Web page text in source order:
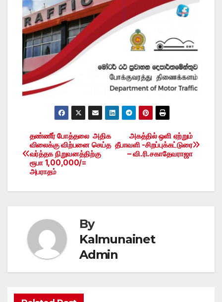
Post
navigation
அகத்தில் ஒளி ஏற்றும்
தீபாவளி -சிறப்புக்கட்டுரை
– வி.ரி.சகாதேவராஜா
தண்ணீர் போத்தலை அதிக
விலைக்கு விற்பனை செய்த
வர்த்தக நிறுவனத்திற்கு
ரூபா 1,00,000/=
அபராதம்
By
Kalmunainet
Admin